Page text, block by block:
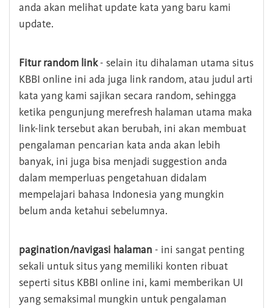
anda akan melihat update kata yang baru kami
update.
Fitur random link- selain itu dihalaman utama situs
KBBI online ini ada juga link random, atau judul arti
kata yang kami sajikan secara random, sehingga
ketika pengunjung merefresh halaman utama maka
link-link tersebut akan berubah, ini akan membuat
pengalaman pencarian kata anda akan lebih
banyak, ini juga bisa menjadi suggestion anda
dalam memperluas pengetahuan didalam
mempelajari bahasa Indonesia yang mungkin
belum anda ketahui sebelumnya.
pagination/navigasi halaman - ini sangat penting
sekali untuk situs yang memiliki konten ribuat
seperti situs KBBI online ini, kami memberikan UI
yang semaksimal mungkin untuk pengalaman